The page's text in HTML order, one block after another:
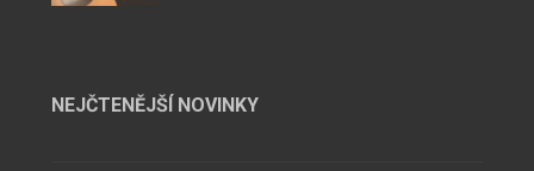
NEJČTENĚJŠÍ NOVINKY